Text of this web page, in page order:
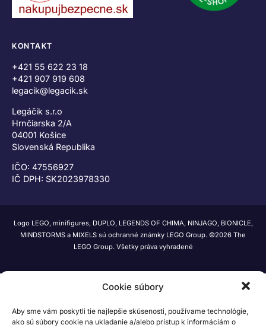
Cookie súbory
Aby sme vám poskytli tie najlepšie skúsenosti, používame technológie,
ako sú súbory cookie na ukladanie a/alebo prístup k informáciám o
KONTAKT
+421 55 622 23 18
+421 907 919 608
legacik@legacik.sk
Legáčik s.r.o
Hrnčiarska 2/A
04001 Košice
Slovenská Republika
IČO: 47556927
IČ DPH: SK2023978330
Logo LEGO, minifigures, DUPLO, LEGENDS OF CHIMA, NINJAGO, BIONICLE,
MINDSTORMS a MIXELS sú ochranné známky LEGO Group. ©2026 The
LEGO Group. Všetky práva vyhradené